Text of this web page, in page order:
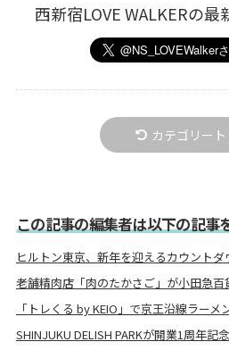
西新宿LOVE WALKERの
カテゴリー
この記事の編集者は以下の記事
ヒルトン東京、新年を迎えるカウント
老舗精肉店「肉のたかさご」が小田急
「トレくる by KEIO」で京王沿線ラー
SHINJUKU DELISH PARKが開業1周年記